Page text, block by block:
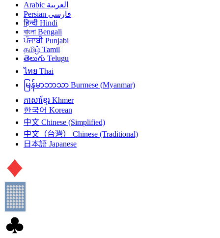
العربية Arabic
فارسی Persian
हिन्दी Hindi
বাংলা Bengali
ਪੰਜਾਬੀ Punjabi
தமிழ் Tamil
తెలుగు Telugu
ไทย Thai
မြန်မာဘာသာ Burmese (Myanmar)
ភាសាខ្មែរ Khmer
한국어 Korean
中文 Chinese (Simplified)
中文（台灣）
Chinese (Traditional)
日本語 Japanese